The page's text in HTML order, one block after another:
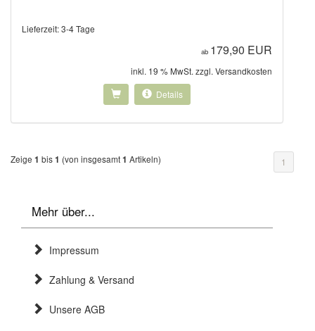
Lieferzeit:3-4 Tage
ab 179,90 EUR
inkl. 19 % MwSt. zzgl. Versandkosten
Details
Zeige 1 bis1 (von insgesamt1 Artikeln) 1
Mehr über...
Impressum
Zahlung & Versand
Unsere AGB